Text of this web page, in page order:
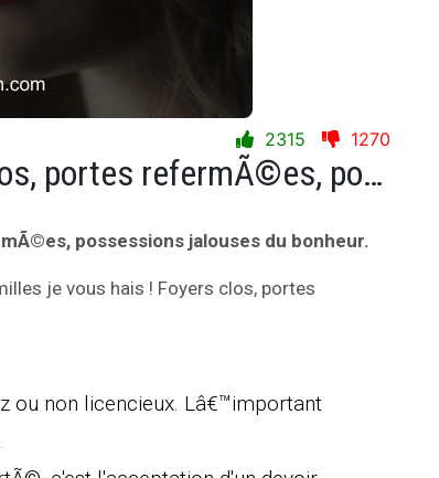
2315 1270
Familles je vous hais ! Foyers clos, portes refermÃ©es, possessions jalouses du bonheur.
possessions jalouses du bonheur.
je vous hais ! Foyers clos, portes
ou non licencieux. Lâ€™important